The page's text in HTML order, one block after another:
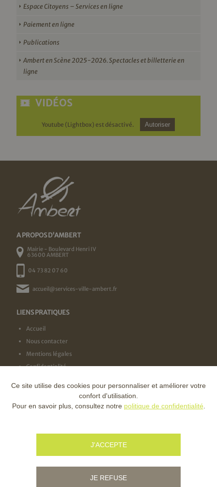
Espace Citoyens – Services en ligne
Paiement en ligne
Publications
Ambert en Scène 2025-2026. Spectacles et billetterie en
ligne
VIDÉOS
Youtube (Lightbox) est désactivé. Autoriser
A PROPOS D'AMBERT
Mairie - Boulevard Henri IV
63600 AMBERT
04 73 82 07 60
accueil@services-ville-ambert.fr
LIENS PRATIQUES
Accueil
Nous contacter
Mentions légales
Confidentialité
NOS LABELS
Ce site utilise des cookies pour personnaliser et améliorer votre
confort d'utilisation.
Pour en savoir plus, consultez notre politique de confidentialité
J'ACCEPTE
JE REFUSE